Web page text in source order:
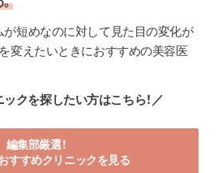
短めなのに対して見た目の変化が
変えたいときにおすすめの美容医
クを探したい方はこちら！／
編集部厳選！
すすめクリニックを見る